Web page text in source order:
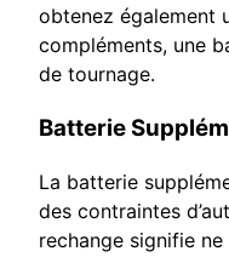
obtenez également
compléments, une
de tournage.
Batterie
La batterie
des contraintes
rechange signifie